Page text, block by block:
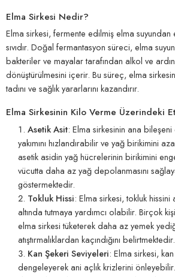
Elma Sirkesi Nedir?
Elma sirkesi, fermente edilmiş elma
sıvıdır. Doğal fermantasyon süreci, elma
bakteriler ve mayalar tarafından alkol ve
dönüştürülmesini içerir. Bu süreç, elma
tadını ve sağlık yararlarını kazandırır.
Elma Sirkesinin Kilo Verme Üzerindeki
Asetik Asit: Elma sirkesinin ana
yakımını hızlandırabilir ve yağ birikimini
asetik asidin yağ hücrelerinin birikimini
vücutta daha az yağ depolanmasını
göstermektedir.
Tokluk Hissi: Elma sirkesi, tokluk hissini
altında tutmaya yardımcı olabilir. Birçok
elma sirkesi tüketerek daha az yemek
atıştırmalıklardan kaçındığını belirtmektedir.
Kan Şekeri Seviyeleri: Elma sirkesi,
dengeleyerek ani açlık krizlerini